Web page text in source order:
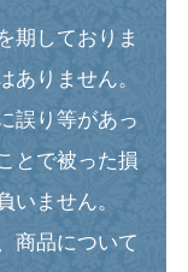
期しておりま
ありません。
誤り等があっ
とで被った損
いません。
商品について